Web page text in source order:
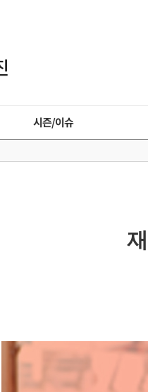
시즌/이슈